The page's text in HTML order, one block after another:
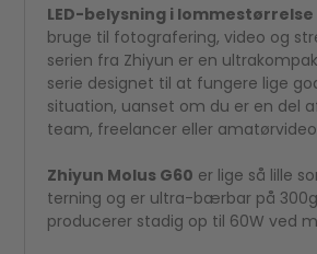
LED-belysning i lommestørrelse
bruge til fotografering, video og
serien fra Zhiyun er en
serie designet til at fungere lige
situation, uanset om du er en del
team, freelancer eller
Zhiyun Molus G60 er lige så lille
terning og er ultra-bærbar på
producerer stadig op til 60W ved